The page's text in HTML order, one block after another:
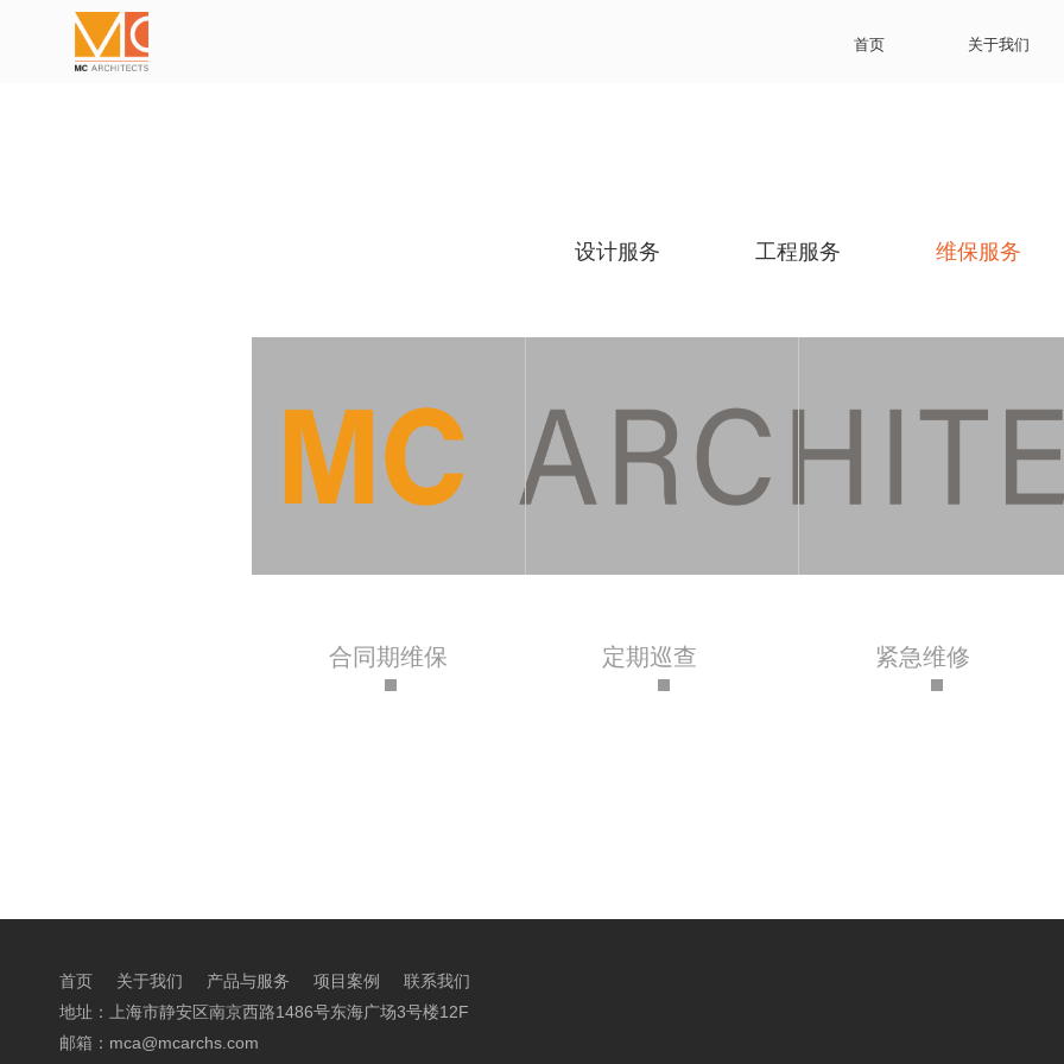
首页 关于我们
设计服务 工程服务 维保服务
合同期维保 定期巡查 紧急维修
首页 关于我们 产品与服务 项目案例
联系我们
地址：上海市静安区南京西路1486号东海广场3号楼12F
邮箱：mca@mcarchs.com